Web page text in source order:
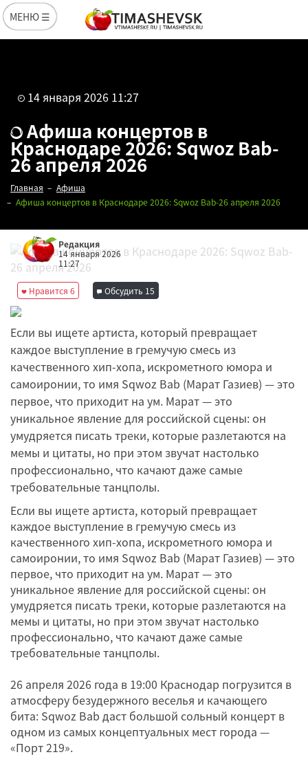
МЕНЮ ☰
14 января 2026 11:27
Афиша концертов в
Краснодаре 2026: Sqwoz Bab-
26 апреля 2026
Главная
Афиша
Афиша концертов в Краснодаре 2026: Sqwoz Bab-26 апреля 2026
Редакция
14 января 2026
11:27
Нравится 6 Обсудить 15
Если вы ищете артиста, который превращает
каждое выступление в гремучую смесь из
качественного хип-хопа, искрометного юмора и
самоиронии, то имя Sqwoz Bab (Марат Газиев) — это
первое, что приходит на ум. Марат — это
уникальное явление для российской сцены: он
умудряется писать треки, которые разлетаются на
мемы и цитаты, но при этом звучат настолько
профессионально, что качают даже самые
требовательные танцполы.
Если вы ищете артиста, который превращает
каждое выступление в гремучую смесь из
качественного хип-хопа, искрометного юмора и
самоиронии, то имя Sqwoz Bab (Марат Газиев) — это
первое, что приходит на ум. Марат — это
уникальное явление для российской сцены: он
умудряется писать треки, которые разлетаются на
мемы и цитаты, но при этом звучат настолько
профессионально, что качают даже самые
требовательные танцполы.
26 апреля 2026 года в 19:00 Краснодар погрузится в
атмосферу безудержного веселья и качающего
бита: Sqwoz Bab даст большой сольный концерт в
одном из самых концептуальных мест города —
«Порт 219».